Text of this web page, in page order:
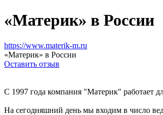
«Материк» в России
https://www.materik-m.ru
«Материк» в России
Оставить отзыв
С 1997 года компания "Материк" работает
На сегодняшний день мы входим в число